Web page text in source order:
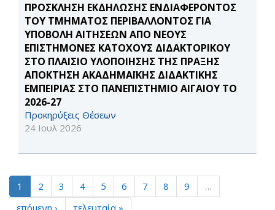
ΠΡΟΣΚΛΗΣΗ ΕΚΔΗΛΩΣΗΣ ΕΝΔΙΑΦΕΡΟΝΤΟΣ
ΤΟΥ ΤΜΗΜΑΤΟΣ ΠΕΡΙΒΑΛΛΟΝΤΟΣ ΓΙΑ
ΥΠΟΒΟΛΗ ΑΙΤΗΣΕΩΝ ΑΠΟ ΝΕΟΥΣ
ΕΠΙΣΤΗΜΟΝΕΣ ΚΑΤΟΧΟΥΣ ΔΙΔΑΚΤΟΡΙΚΟΥ
ΣΤΟ ΠΛΑΙΣΙΟ ΥΛΟΠΟΙΗΣΗΣ ΤΗΣ ΠΡΑΞΗΣ
ΑΠΟΚΤΗΣΗ ΑΚΑΔΗΜΑΪΚΗΣ ΔΙΔΑΚΤΙΚΗΣ
ΕΜΠΕΙΡΙΑΣ ΣΤΟ ΠΑΝΕΠΙΣΤΗΜΙΟ ΑΙΓΑΙΟΥ ΤΟ
2026-27
Προκηρύξεις Θέσεων
24 Ιουλ 2026
1 2 3 4 5 6 7 8 9
…